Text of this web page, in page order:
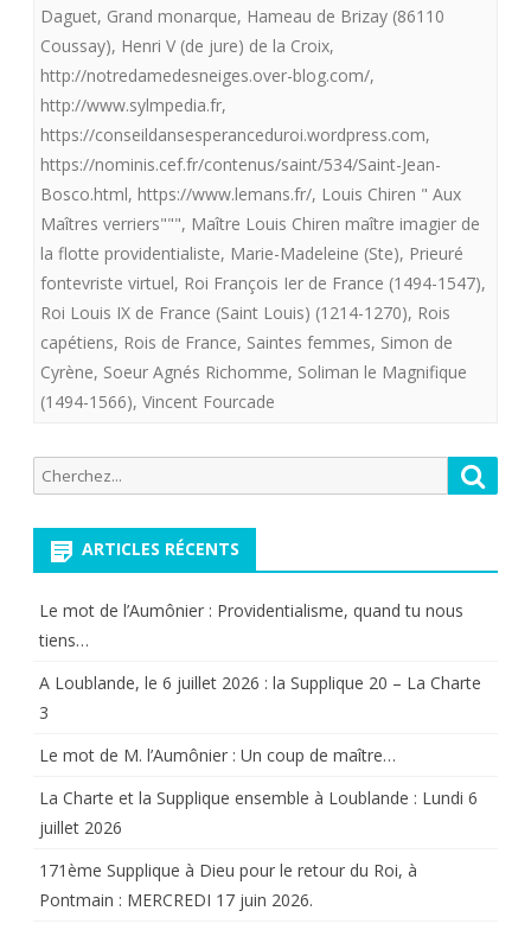
offre
aux
royalistes
«
Maîtres
verriers”.»
Daguet, Grand monarque, Hameau de Brizay (86110
Coussay), Henri V (de jure) de la Croix,
http://notredamedesneiges.over-blog.com/,
http://www.sylmpedia.fr,
https://conseildansesperanceduroi.wordpress.com,
https://nominis.cef.fr/contenus/saint/534/Saint-Jean-
Bosco.html, https://www.lemans.fr/, Louis Chiren " Aux
Maîtres verriers""", Maître Louis Chiren maître imagier de
la flotte providentialiste, Marie-Madeleine (Ste), Prieuré
fontevriste virtuel, Roi François Ier de France (1494-1547),
Roi Louis IX de France (Saint Louis) (1214-1270), Rois
capétiens, Rois de France, Saintes femmes, Simon de
Cyrène, Soeur Agnés Richomme, Soliman le Magnifique
(1494-1566), Vincent Fourcade
Recherche
pour:
ARTICLES RÉCENTS
Le mot de l’Aumônier : Providentialisme, quand tu nous
tiens…
A Loublande, le 6 juillet 2026 : la Supplique 20 – La Charte
3
Le mot de M. l’Aumônier : Un coup de maître…
La Charte et la Supplique ensemble à Loublande : Lundi 6
juillet 2026
171ème Supplique à Dieu pour le retour du Roi, à
Pontmain : MERCREDI 17 juin 2026.